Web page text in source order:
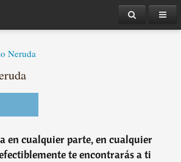
Neruda
en cualquier parte, en cualquier
te encontrarás a ti